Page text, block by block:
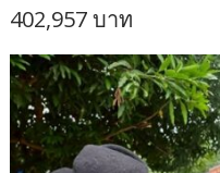
402,957 บาท